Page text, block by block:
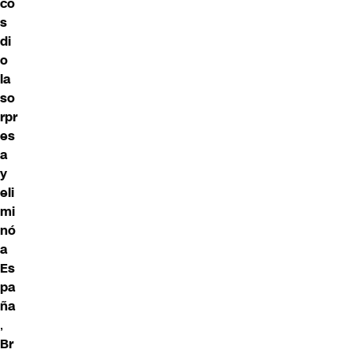
s
di
o
la
so
rpr
es
a
y
eli
mi
nó
a
Es
pa
ña
,
Br